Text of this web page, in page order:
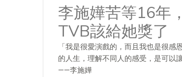
李施嬅苦等16年
TVB該給她獎了
「我是很愛演戲的，而且我也是很
的人生，理解不同人的感受，是可以
——李施嬅